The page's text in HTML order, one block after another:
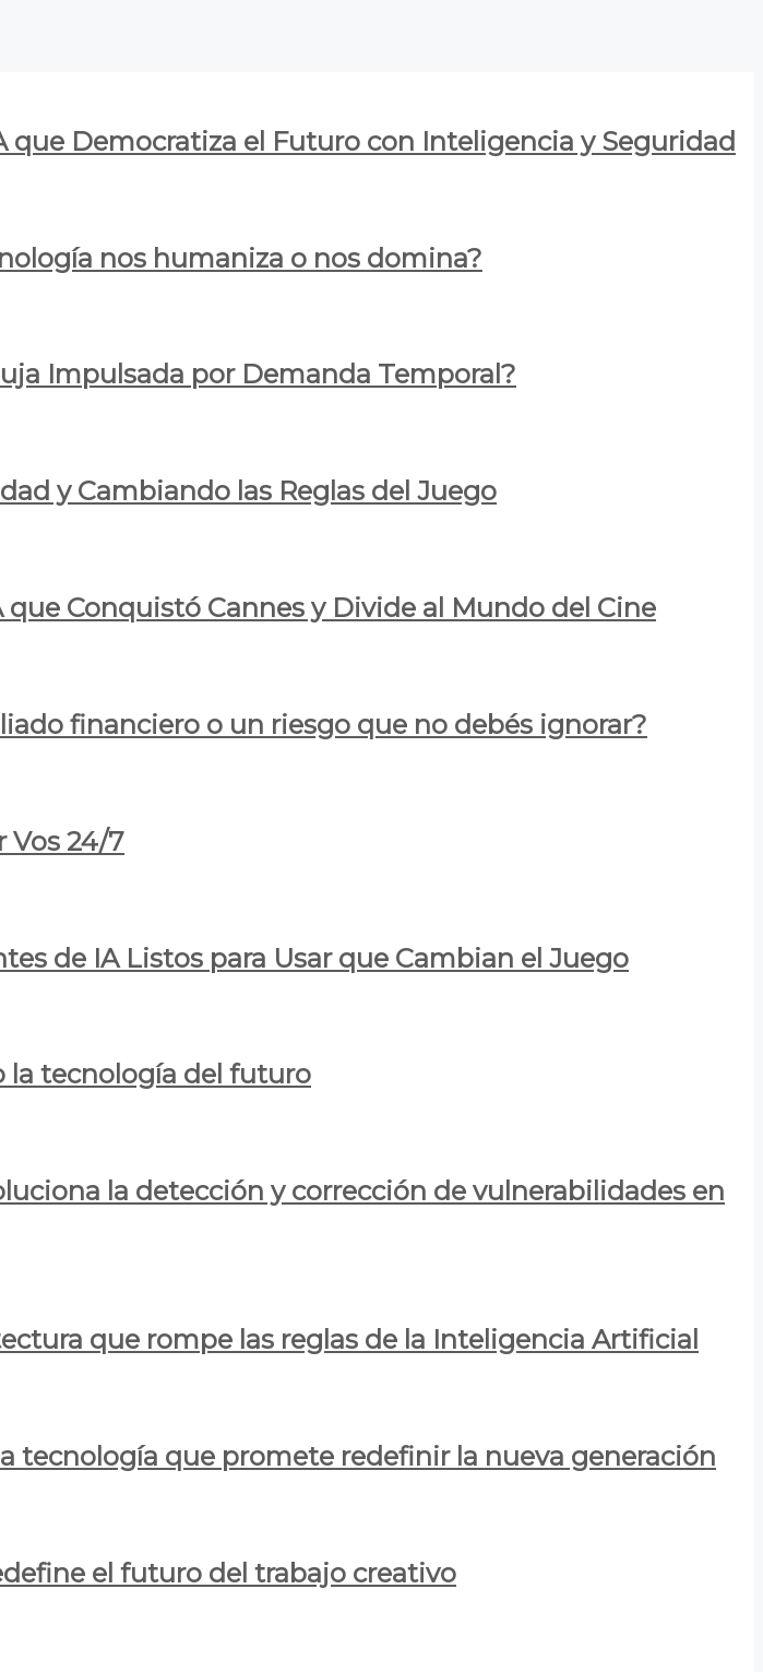
que Democratiza el Futuro con Inteligencia y Seguridad
nos humaniza o nos domina?
Impulsada por Demanda Temporal?
y Cambiando las Reglas del Juego
Conquistó Cannes y Divide al Mundo del Cine
financiero o un riesgo que no debés ignorar?
Vos 24/7
de IA Listos para Usar que Cambian el Juego
la tecnología del futuro
la detección y corrección de vulnerabilidades en
que rompe las reglas de la Inteligencia Artificial
tecnología que promete redefinir la nueva generación
el futuro del trabajo creativo